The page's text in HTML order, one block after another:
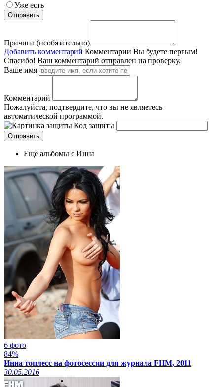
Уже есть
Причина (необязательно)
Добавить комментарий Комментарии Вы будете первым!
Спасибо! Ваш комментарий отправлен на проверку.
Ваше имя
Комментарий
Пожалуйста, подтвердите, что вы не являетесь
автоматической программой.
Код защиты
Еще альбомы с Инна
6 фото
84%
Инна топлесс на фотосессии для журнала FHM, 2011
30.05.2016